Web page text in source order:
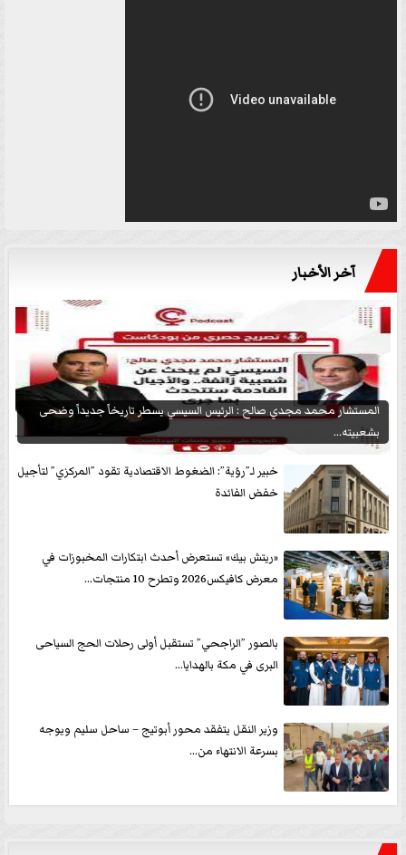
آخر الأخبار
المستشار محمد مجدي صالح : الرئيس السيسي يسطر تاريخاً جديداً وضحى
بشعبيته...
خبير لـ”رؤية”: الضغوط الاقتصادية تقود ”المركزي” لتأجيل
خفض الفائدة
«ريتش بيك» تستعرض أحدث ابتكارات المخبوزات في
معرض كافيكس2026 وتطرح 10 منتجات...
بالصور ”الراجحي” تستقبل أولى رحلات الحج السياحى
البرى في مكة بالهدايا...
وزير النقل يتفقد محور أبوتيج – ساحل سليم ويوجه
بسرعة الانتهاء من...